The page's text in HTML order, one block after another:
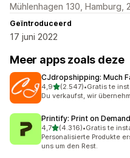
Mühlenhagen 130, Hamburg,
Geïntroduceerd
17 juni 2022
Meer apps zoals deze
CJdropshipping: Much
4,9van 5 sterren
(2.547)
2547 recensies in totaal
•Gratis te
Du verkaufst, wir
Printify: Print on Demand
4,7van 5 sterren
(4.316)
4316 recensies in totaal
•Gratis te
Personalisierte Produkte
uns um den Rest.